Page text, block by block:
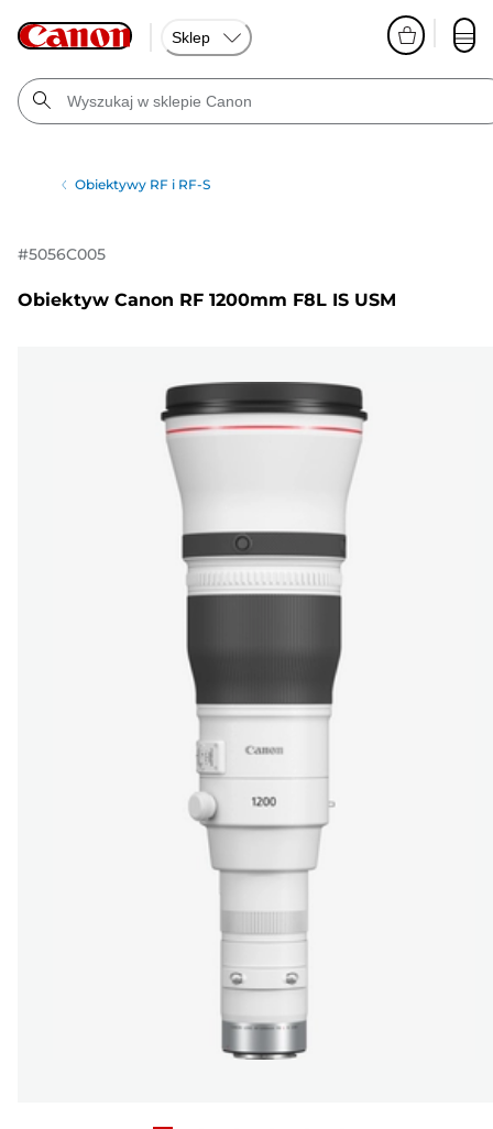
Sklep
Obiektywy RF i RF-S
#5056C005
Obiektyw Canon RF 1200mm F8L IS USM